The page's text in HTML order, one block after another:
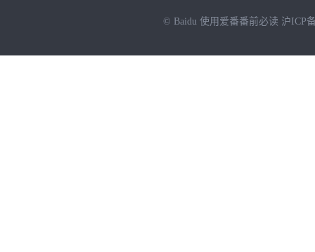
© Baidu 使用爱番番前必读 沪ICP